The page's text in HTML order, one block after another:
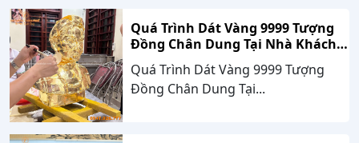
Quá Trình Dát Vàng 9999 Tượng
Đồng Chân Dung Tại Nhà Khách
Hàng Nghệ An
Quá Trình Dát Vàng 9999 Tượng
Đồng Chân Dung Tại...